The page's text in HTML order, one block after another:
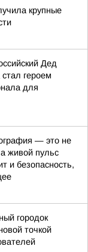
крупные
Дед
героем
для
— это не
а живой пульс
и безопасность,
городок
точкой